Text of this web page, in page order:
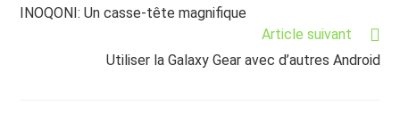
articles
INOQONI: Un casse-tête magnifique
Article suivant
Utiliser la Galaxy Gear avec d’autres Android